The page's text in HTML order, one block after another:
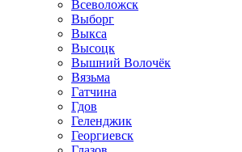
Всеволожск
Выборг
Выкса
Высоцк
Вышний Волочёк
Вязьма
Гатчина
Гдов
Геленджик
Георгиевск